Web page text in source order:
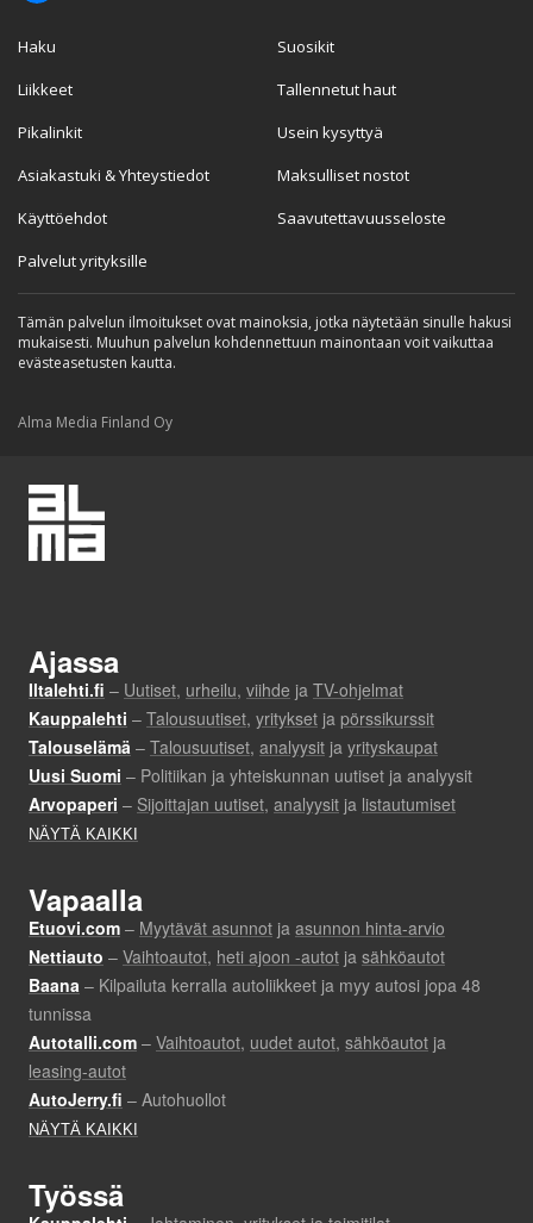
Haku
Liikkeet
Pikalinkit
Asiakastuki & Yhteystiedot
Käyttöehdot
Palvelut yrityksille
Suosikit
Tallennetut haut
Usein kysyttyä
Maksulliset nostot
Saavutettavuusseloste
Tämän palvelun ilmoitukset ovat mainoksia, jotka näytetään sinulle hakusi
mukaisesti. Muuhun palvelun kohdennettuun mainontaan voit vaikuttaa
evästeasetusten kautta.
Alma Media Finland Oy